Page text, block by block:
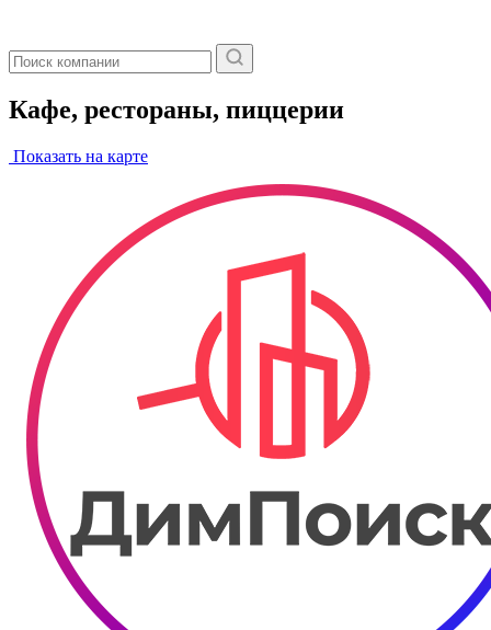
Кафе, рестораны, пиццерии
Показать на карте